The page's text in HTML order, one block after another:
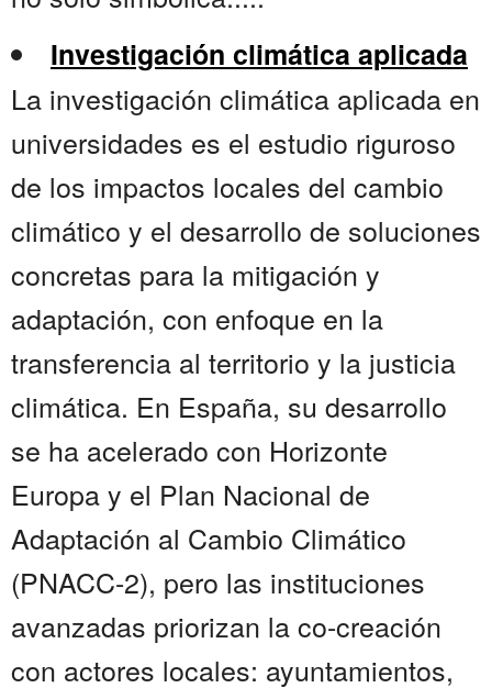
Investigación climática aplicada
La investigación climática aplicada en
universidades es el estudio riguroso
de los impactos locales del cambio
climático y el desarrollo de soluciones
concretas para la mitigación y
adaptación, con enfoque en la
transferencia al territorio y la justicia
climática. En España, su desarrollo
se ha acelerado con Horizonte
Europa y el Plan Nacional de
Adaptación al Cambio Climático
(PNACC-2), pero las instituciones
avanzadas priorizan la co-creación
con actores locales: ayuntamientos,